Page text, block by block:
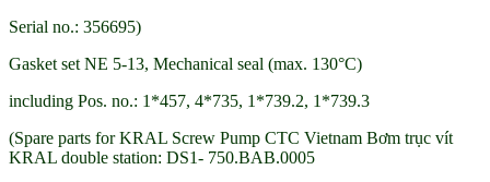
Serial no.: 356695)
Gasket set NE 5-13, Mechanical seal (max. 130°C)
including Pos. no.: 1*457, 4*735, 1*739.2, 1*739.3
(Spare parts for KRAL Screw Pump CTC Vietnam Bơm trục vít
KRAL double station: DS1- 750.BAB.0005